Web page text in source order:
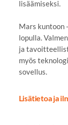
lisäämiseksi.
Mars kuntoon
lopulla.
ja
myös
sovellus.
Lisätietoa ja